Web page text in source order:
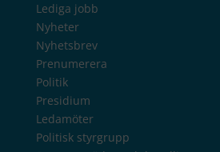
Lediga jobb
Nyheter
Nyhetsbrev
Prenumerera
Politik
Presidium
Ledamöter
Politisk styrgrupp